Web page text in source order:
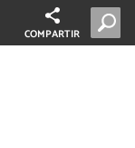
COMPARTIR